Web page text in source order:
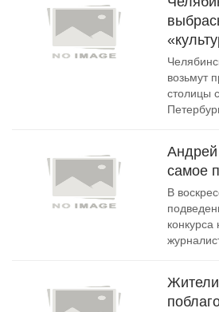
возьмут
столицы
самое
В